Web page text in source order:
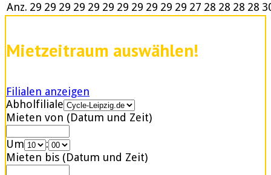
Anz. 29 29 29 29 29 29 29 29 29 29 29 27 28 28 28 28
Mietzeitraum auswählen!
Filialen anzeigen
Abholfiliale
Mieten von (Datum und Zeit)
Um
:
Mieten bis (Datum und Zeit)